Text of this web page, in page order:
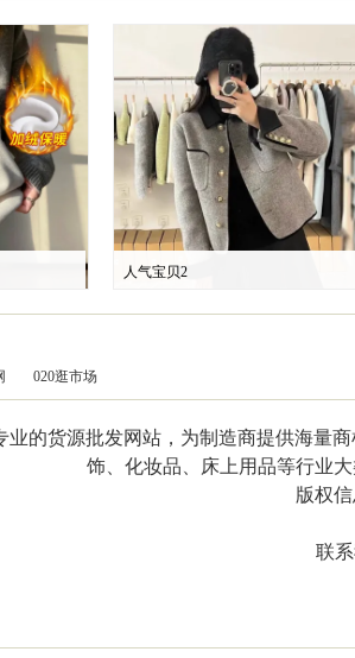
人气宝贝2
020逛市场
业的货源批发网站，为制造商提供海量
饰、化妆品、床上用品等行业
版权信
联